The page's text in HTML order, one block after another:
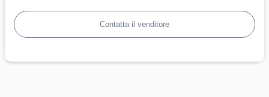
Contatta il venditore